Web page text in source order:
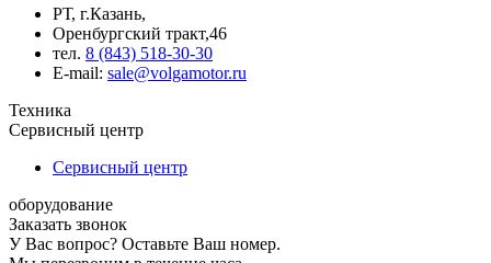
РТ, г.Казань,
Оренбургский тракт,46
тел. 8 (843) 518-30-30
Е-mail: sale@volgamotor.ru
Техника
Сервисный центр
Сервисный центр
оборудование
Заказать звонок
У Вас вопрос? Оставьте Ваш номер.